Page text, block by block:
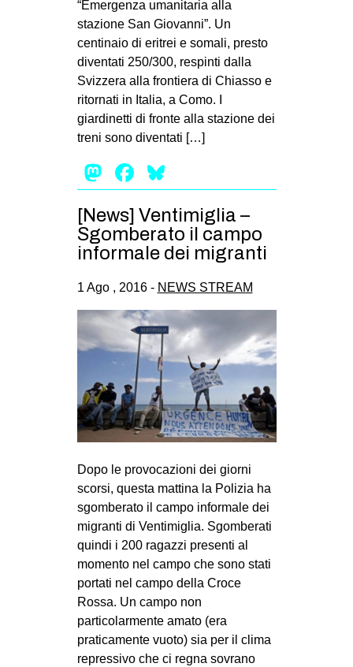
“Emergenza umanitaria alla
stazione San Giovanni”. Un
centinaio di eritrei e somali, presto
diventati 250/300, respinti dalla
Svizzera alla frontiera di Chiasso e
ritornati in Italia, a Como. I
giardinetti di fronte alla stazione dei
treni sono diventati […]
Mastodon
Facebook
[News] Ventimiglia –
Sgomberato il campo
informale dei migranti
1 Ago , 2016 - NEWS STREAM
Dopo le provocazioni dei giorni
scorsi, questa mattina la Polizia ha
sgomberato il campo informale dei
migranti di Ventimiglia. Sgomberati
quindi i 200 ragazzi presenti al
momento nel campo che sono stati
portati nel campo della Croce
Rossa. Un campo non
particolarmente amato (era
praticamente vuoto) sia per il clima
repressivo che ci regna sovrano